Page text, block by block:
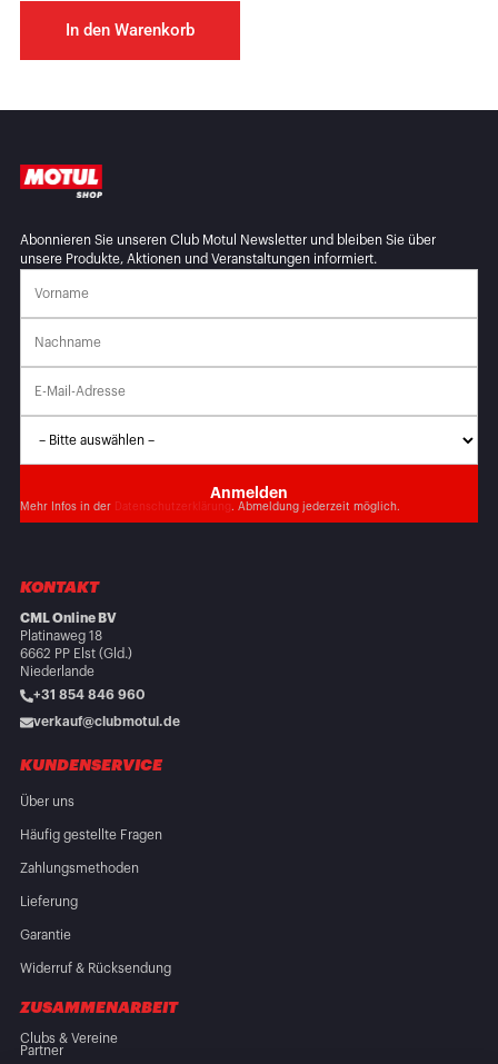
In den Warenkorb
Abonnieren Sie unseren Club Motul Newsletter und bleiben Sie über
unsere Produkte, Aktionen und Veranstaltungen informiert.
Mehr Infos in der Datenschutzerklärung . Abmeldung jederzeit möglich.
KONTAKT
CML Online BV
Platinaweg 18
6662 PP Elst (Gld.)
Niederlande
+31 854 846 960
verkauf@clubmotul.de
KUNDENSERVICE
Über uns
Häufig gestellte Fragen
Zahlungsmethoden
Lieferung
Garantie
Widerruf & Rücksendung
ZUSAMMENARBEIT
Clubs & Vereine
Partner